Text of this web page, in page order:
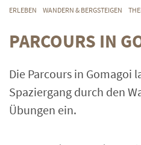
ERLEBEN WANDERN & BERGSTEIGEN
PARCOURS IN
Die Parcours in Gomagoi
Spaziergang durch den
Übungen ein.